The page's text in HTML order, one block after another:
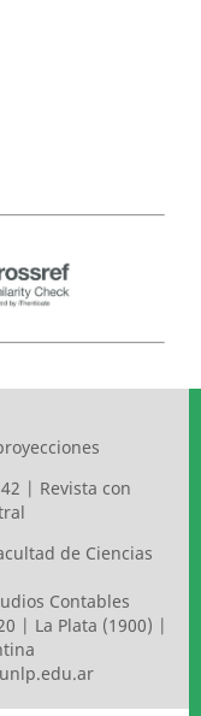
| Revista con
de Ciencias
Contables
| La Plata (1900) |